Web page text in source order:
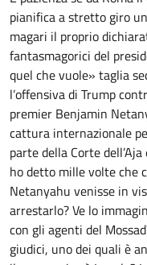
pianifica a stretto giro
magari il proprio
fantasmagorici del
quel che vuole» taglia
l’offensiva di Trump
premier Benjamin
cattura internazionale
parte della Corte
ho detto mille volte che
Netanyahu venisse in
arrestarlo? Ve lo
con gli agenti del
giudici, uno dei quali è